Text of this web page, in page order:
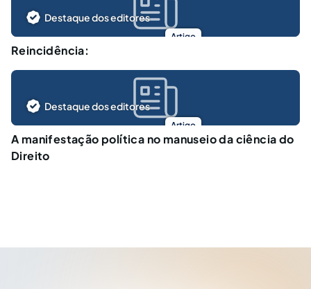
Artigo
Destaque dos editores
Reincidência:
Artigo
Destaque dos editores
A manifestação política no manuseio da ciência do
Direito